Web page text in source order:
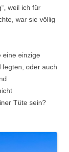
weil ich für
war sie völlig
eine einzige
legten, oder auch
Tüte sein?